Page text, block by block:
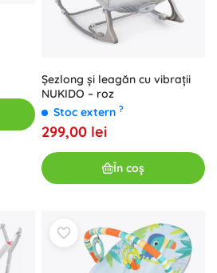
Șezlong și leagăn cu vibrații
NUKIDO – roz
Stoc extern ?
299,00 lei
În coș